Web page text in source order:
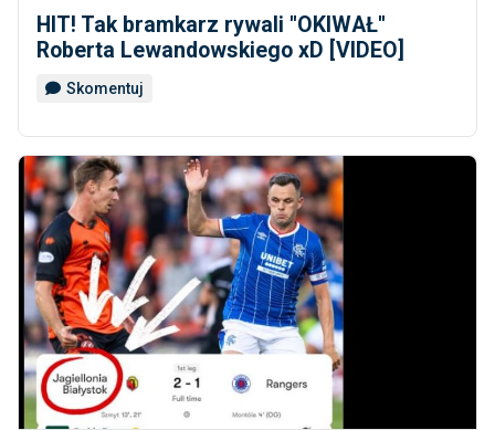
HIT! Tak bramkarz rywali ''OKIWAŁ''
Roberta Lewandowskiego xD [VIDEO]
Skomentuj